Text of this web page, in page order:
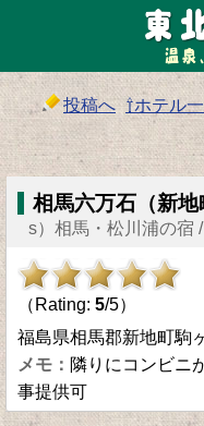
投稿へ ⇧ホテル
相馬六万石（新地
s）相馬・松川浦の宿
（Rating: 5/5）
福島県相馬郡新地町駒
隣りにコンビニ
事提供可